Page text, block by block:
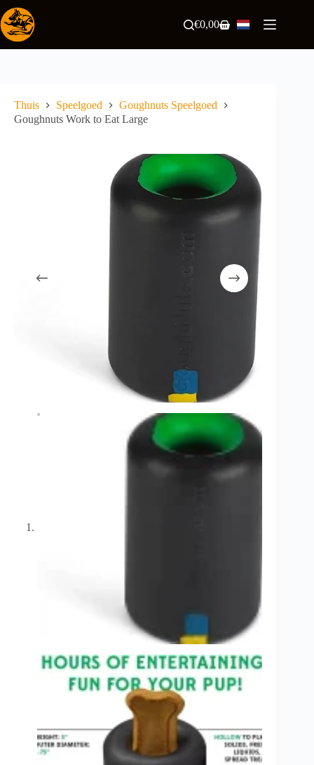
naar
de
inhoud
Winkelwagen
€0,00
Thuis Speelgoed
Goughnuts Speelgoed
Goughnuts Work to Eat Large